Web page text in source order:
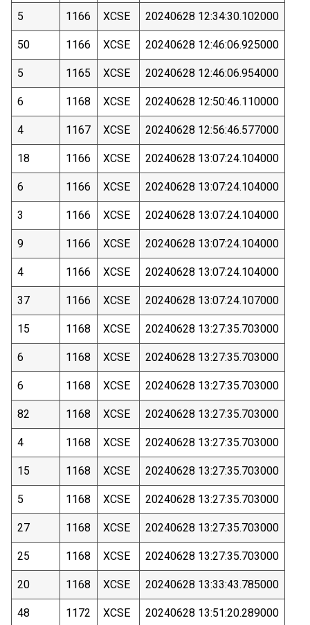
5 1166 XCSE 20240628 12:34:30.102000
50 1166 XCSE 20240628 12:46:06.925000
5 1165 XCSE 20240628 12:46:06.954000
6 1168 XCSE 20240628 12:50:46.110000
4 1167 XCSE 20240628 12:56:46.577000
18 1166 XCSE 20240628 13:07:24.104000
6 1166 XCSE 20240628 13:07:24.104000
3 1166 XCSE 20240628 13:07:24.104000
9 1166 XCSE 20240628 13:07:24.104000
4 1166 XCSE 20240628 13:07:24.104000
37 1166 XCSE 20240628 13:07:24.107000
15 1168 XCSE 20240628 13:27:35.703000
6 1168 XCSE 20240628 13:27:35.703000
6 1168 XCSE 20240628 13:27:35.703000
82 1168 XCSE 20240628 13:27:35.703000
4 1168 XCSE 20240628 13:27:35.703000
15 1168 XCSE 20240628 13:27:35.703000
5 1168 XCSE 20240628 13:27:35.703000
27 1168 XCSE 20240628 13:27:35.703000
25 1168 XCSE 20240628 13:27:35.703000
20 1168 XCSE 20240628 13:33:43.785000
48 1172 XCSE 20240628 13:51:20.289000